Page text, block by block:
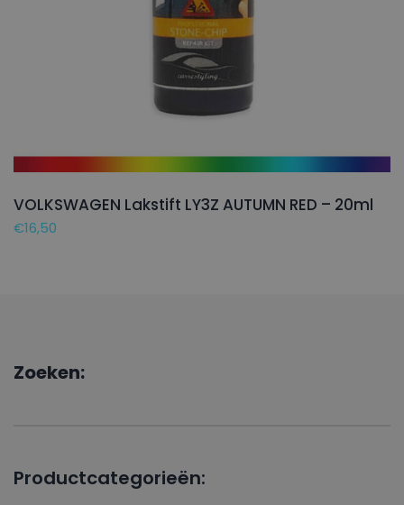
VOLKSWAGEN Lakstift LY3Z AUTUMN RED – 20ml
€16,50
Zoeken:
Productcategorieën: